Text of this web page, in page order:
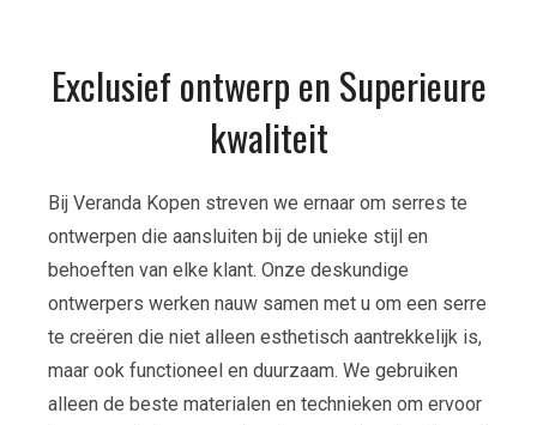
Exclusief ontwerp en Superieure
kwaliteit
Bij Veranda Kopen streven we ernaar om serres te
ontwerpen die aansluiten bij de unieke stijl en
behoeften van elke klant. Onze deskundige
ontwerpers werken nauw samen met u om een serre
te creëren die niet alleen esthetisch aantrekkelijk is,
maar ook functioneel en duurzaam. We gebruiken
alleen de beste materialen en technieken om ervoor